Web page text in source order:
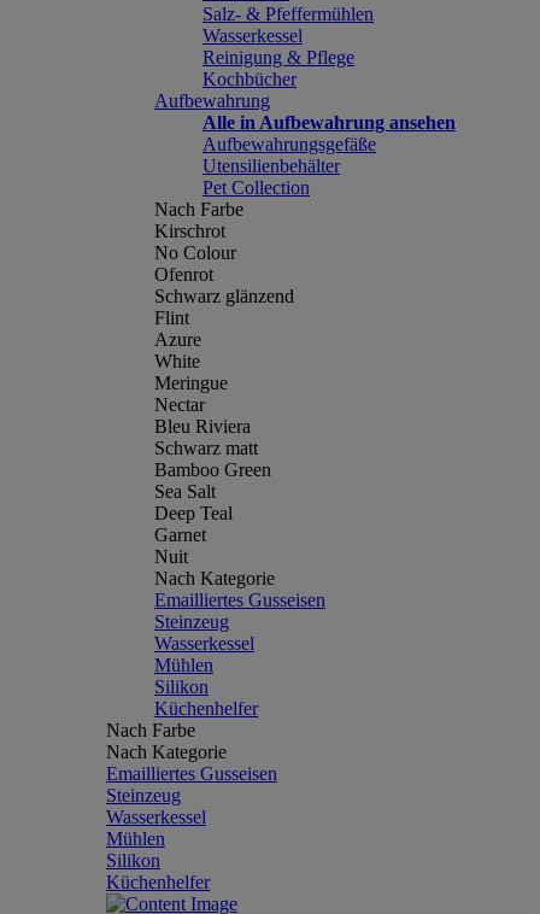
Salz- & Pfeffermühlen
Wasserkessel
Reinigung & Pflege
Kochbücher
Aufbewahrung
Alle in Aufbewahrung ansehen
Aufbewahrungsgefäße
Utensilienbehälter
Pet Collection
Nach Farbe
Kirschrot
No Colour
Ofenrot
Schwarz glänzend
Flint
Azure
White
Meringue
Nectar
Bleu Riviera
Schwarz matt
Bamboo Green
Sea Salt
Deep Teal
Garnet
Nuit
Nach Kategorie
Emailliertes Gusseisen
Steinzeug
Wasserkessel
Mühlen
Silikon
Küchenhelfer
Nach Farbe
Nach Kategorie
Emailliertes Gusseisen
Steinzeug
Wasserkessel
Mühlen
Silikon
Küchenhelfer